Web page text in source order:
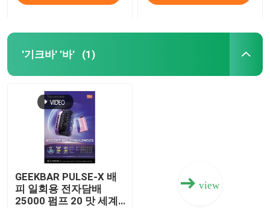
'기크바' '바' (1)
GEEKBAR PULSE-X 배
피 일회용 전자담배
25000 펌프 20 맛 세계
view